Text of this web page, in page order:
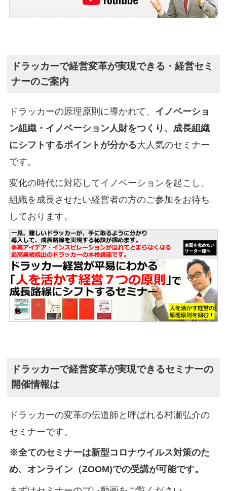
ドラッカーで経営変革が実現できる・経営セミ
ナーのご案内
ドラッカーの原理原則に導かれて、 イノベーショ
ン組織・イノベーション人財をつくり、成長組織
にシフトするポイントが分かる大人気のセミナー
です。
変化の時代に対応してイノベーションを起こし、
組織を成長させたい経営者の方のご参加をお待ち
しております。
ドラッカーで経営変革が実現できるセミナーの
開催情報は
ドラッカーの変革の伝道師と呼ばれる村瀬弘介の
セミナーです。
※全てのセミナーは新型コロナウイルス対策のた
め、オンライン（ZOOM)での受講が可能です。